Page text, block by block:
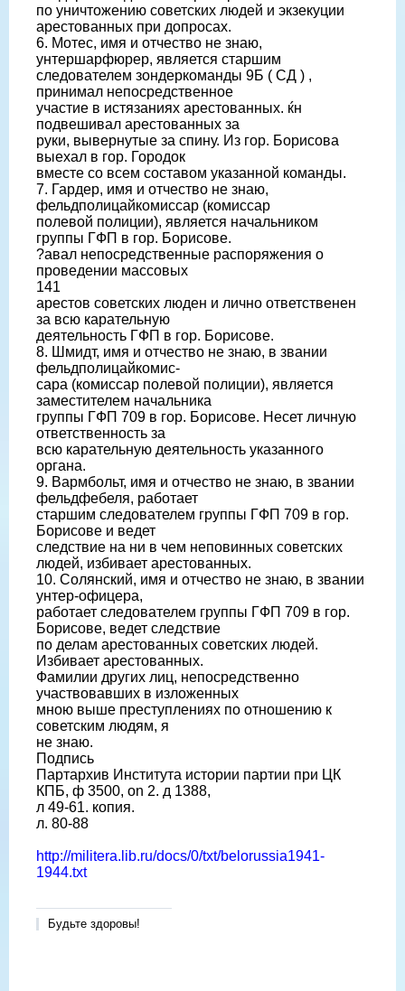
по уничтожению советских людей и экзекуции
арестованных при допросах.
6. Мотес, имя и отчество не знаю,
унтершарфюрер, является старшим
следователем зондеркоманды 9Б ( СД ) ,
принимал непосредственное
участие в истязаниях арестованных. ќн
подвешивал арестованных за
руки, вывернутые за спину. Из гор. Борисова
выехал в гор. Городок
вместе со всем составом указанной команды.
7. Гардер, имя и отчество не знаю,
фельдполицайкомиссар (комиссар
полевой полиции), является начальником
группы ГФП в гор. Борисове.
?авал непосредственные распоряжения о
проведении массовых
141
арестов советских люден и лично ответственен
за всю карательную
деятельность ГФП в гор. Борисове.
8. Шмидт, имя и отчество не знаю, в звании
фельдполицайкомис-
сара (комиссар полевой полиции), является
заместителем начальника
группы ГФП 709 в гор. Борисове. Несет личную
ответственность за
всю карательную деятельность указанного
органа.
9. Вармбольт, имя и отчество не знаю, в звании
фельдфебеля, работает
старшим следователем группы ГФП 709 в гор.
Борисове и ведет
следствие на ни в чем неповинных советских
людей, избивает арестованных.
10. Солянский, имя и отчество не знаю, в звании
унтер-офицера,
работает следователем группы ГФП 709 в гор.
Борисове, ведет следствие
по делам арестованных советских людей.
Избивает арестованных.
Фамилии других лиц, непосредственно
участвовавших в изложенных
мною выше преступлениях по отношению к
советским людям, я
не знаю.
Подпись
Партархив Института истории партии при ЦК
КПБ, ф 3500, on 2. д 1388,
л 49-61. копия.
л. 80-88
http://militera.lib.ru/docs/0/txt/belorussia1941-
1944.txt
Будьте здоровы!